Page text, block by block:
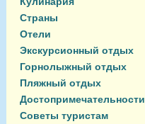
Страны
Отели
Экскурсионный отдых
Горнолыжный отдых
Пляжный отдых
Достопримечательности
Советы туристам